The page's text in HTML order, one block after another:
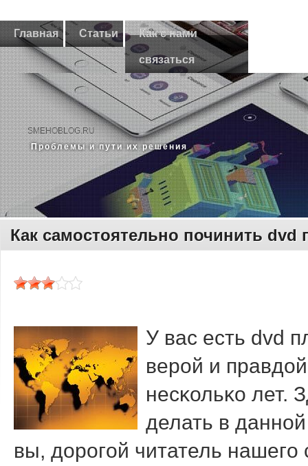
Главная Статьи Как с нами
связаться
SMEHOBLOG.RU
Прοблемы и пути их решения
Как самостоятельно починить dvd
У вас есть dvd
верοй и
несκольκо лет.
делать в
вы, дорοгοй читатель